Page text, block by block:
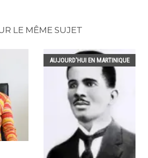
LE MÊME SUJET
AUJOURD'HUI EN MARTINIQUE